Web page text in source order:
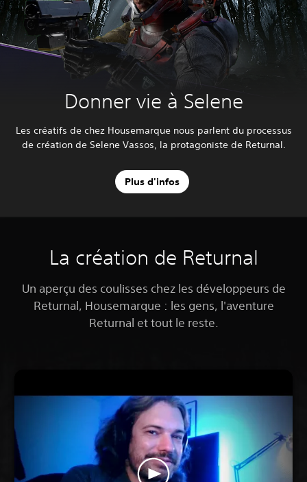
Donner vie à Selene
Les créatifs de chez Housemarque nous parlent du processus
de création de Selene Vassos, la protagoniste de Returnal.
Plus d'infos
La création de Returnal
Un aperçu des coulisses chez les développeurs de
Returnal, Housemarque : les gens, l'aventure
Returnal et tout le reste.